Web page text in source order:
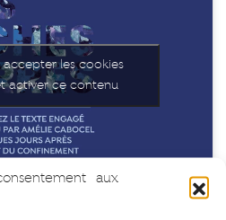
aux
accepter les cookies
activer ce contenu